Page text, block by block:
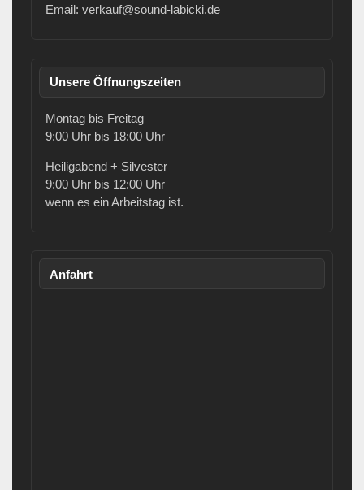
Email: verkauf@sound-labicki.de
Unsere Öffnungszeiten
Montag bis Freitag
9:00 Uhr bis 18:00 Uhr
Heiligabend + Silvester
9:00 Uhr bis 12:00 Uhr
wenn es ein Arbeitstag ist.
Anfahrt